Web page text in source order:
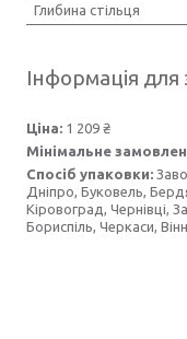
Глибина стільця
Інформація
Ціна: 1 209 ₴
Мінімальне
Спосіб упаковки:
Дніпро, Буковель,
Кіровоград, Чернівці,
Бориспіль, Черкаси,